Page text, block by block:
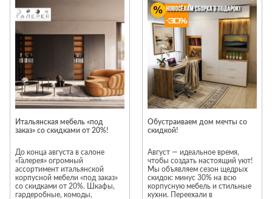
Кровати
Матрасы
Товары для сна
Кухонные
гарнитуры
покрытия
Обои
Плитка
Спецобувь
Спецодежда
Средства
индивидуальной
Итальянская мебель «под
заказ» со скидками от 20%!
До конца августа в салоне
«Галерея» огромный
ассортимент итальянской
корпусной мебели «под заказ»
со скидками от 20%. Шкафы,
гардеробные, комоды,
Обустраиваем дом мечты со
скидкой!
Август — идеальное время,
чтобы создать настоящий уют!
Мы объявляем сезон щедрых
скидок: минус 30% на всю
корпусную мебель и стильные
кухни. Переехали в